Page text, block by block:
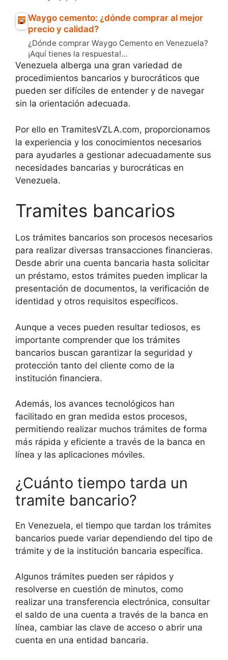
Waygo cemento: ¿dónde comprar al mejor
precio y calidad?
¿Dónde comprar Waygo Cemento en Venezuela?
¡Aquí tienes la respuesta!…
Venezuela alberga una gran variedad de
procedimientos bancarios y burocráticos que
pueden ser difíciles de entender y de navegar
sin la orientación adecuada.
Por ello en TramitesVZLA.com, proporcionamos
la experiencia y los conocimientos necesarios
para ayudarles a gestionar adecuadamente sus
necesidades bancarias y burocráticas en
Venezuela.
Tramites bancarios
Los trámites bancarios son procesos necesarios
para realizar diversas transacciones financieras.
Desde abrir una cuenta bancaria hasta solicitar
un préstamo, estos trámites pueden implicar la
presentación de documentos, la verificación de
identidad y otros requisitos específicos.
Aunque a veces pueden resultar tediosos, es
importante comprender que los trámites
bancarios buscan garantizar la seguridad y
protección tanto del cliente como de la
institución financiera.
Además, los avances tecnológicos han
facilitado en gran medida estos procesos,
permitiendo realizar muchos trámites de forma
más rápida y eficiente a través de la banca en
línea y las aplicaciones móviles.
¿Cuánto tiempo tarda un
tramite bancario?
En Venezuela, el tiempo que tardan los trámites
bancarios puede variar dependiendo del tipo de
trámite y de la institución bancaria específica.
Algunos trámites pueden ser rápidos y
resolverse en cuestión de minutos, como
realizar una transferencia electrónica, consultar
el saldo de una cuenta a través de la banca en
línea, cambiar las clave de acceso o abrir una
cuenta en una entidad bancaria.